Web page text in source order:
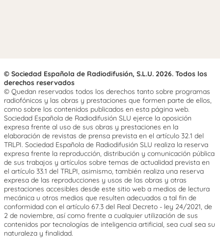
© Sociedad Española de Radiodifusión, S.L.U. 2026. Todos los
derechos reservados
© Quedan reservados todos los derechos tanto sobre programas
radiofónicos y las obras y prestaciones que formen parte de ellos,
como sobre los contenidos publicados en esta página web.
Sociedad Española de Radiodifusión SLU ejerce la oposición
expresa frente al uso de sus obras y prestaciones en la
elaboración de revistas de prensa prevista en el artículo 32.1 del
TRLPI. Sociedad Española de Radiodifusión SLU realiza la reserva
expresa frente la reproducción, distribución y comunicación pública
de sus trabajos y artículos sobre temas de actualidad prevista en
el artículo 33.1 del TRLPI, asimismo, también realiza una reserva
expresa de las reproducciones y usos de las obras y otras
prestaciones accesibles desde este sitio web a medios de lectura
mecánica u otros medios que resulten adecuados a tal fin de
conformidad con el artículo 67.3 del Real Decreto - ley 24/2021, de
2 de noviembre, así como frente a cualquier utilización de sus
contenidos por tecnologías de inteligencia artificial, sea cual sea su
naturaleza y finalidad.